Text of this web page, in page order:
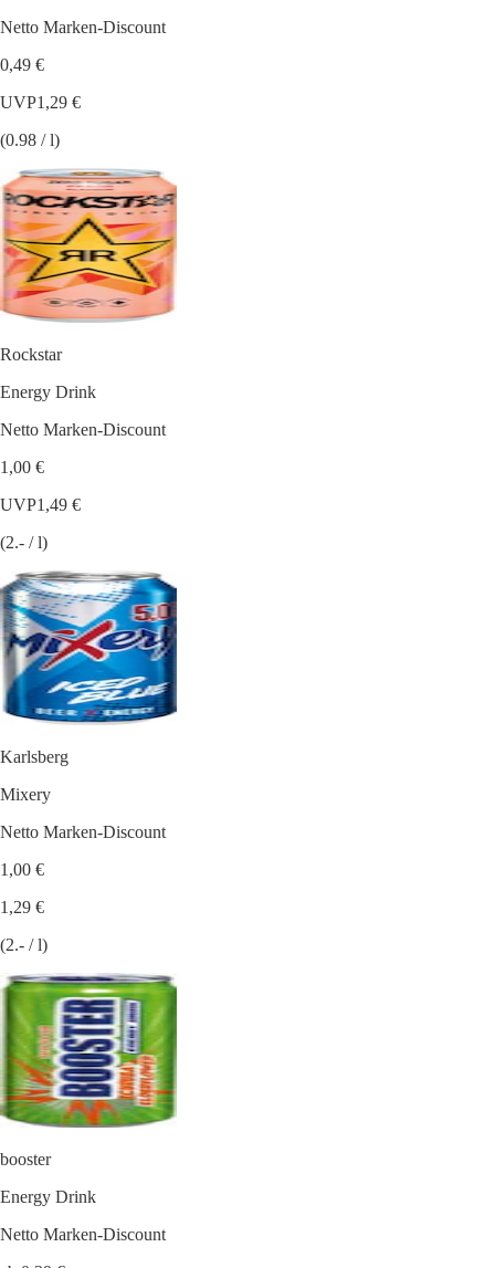
Netto Marken-Discount
0,49 €
UVP1,29 €
(0.98 / l)
Rockstar
Energy Drink
Netto Marken-Discount
1,00 €
UVP1,49 €
(2.- / l)
Karlsberg
Mixery
Netto Marken-Discount
1,00 €
1,29 €
(2.- / l)
booster
Energy Drink
Netto Marken-Discount